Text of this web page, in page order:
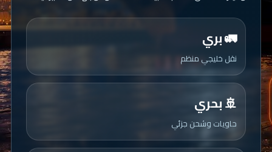
🚛 بري
نقل خليجي منظم
🚢 بحري
حاويات وشحن جزئي